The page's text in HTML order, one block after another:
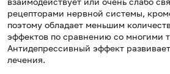
рецепторами нервной системы,
поэтому обладает меньшим
эффектов по сравнению со многими
Антидепрессивный эффект
лечения.